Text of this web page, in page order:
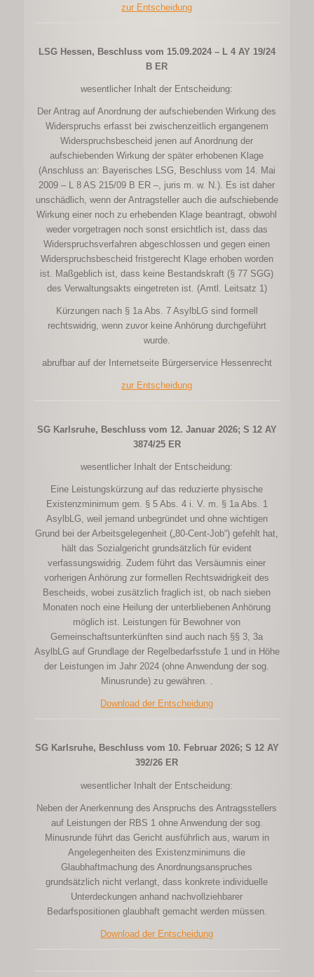
zur Entscheidung
LSG Hessen, Beschluss vom 15.09.2024 – L 4 AY 19/24
B ER
wesentlicher Inhalt der Entscheidung:
Der Antrag auf Anordnung der aufschiebenden Wirkung des
Widerspruchs erfasst bei zwischenzeitlich ergangenem
Widerspruchsbescheid jenen auf Anordnung der
aufschiebenden Wirkung der später erhobenen Klage
(Anschluss an: Bayerisches LSG, Beschluss vom 14. Mai
2009 – L 8 AS 215/09 B ER –, juris m. w. N.). Es ist daher
unschädlich, wenn der Antragsteller auch die aufschiebende
Wirkung einer noch zu erhebenden Klage beantragt, obwohl
weder vorgetragen noch sonst ersichtlich ist, dass das
Widerspruchsverfahren abgeschlossen und gegen einen
Widerspruchsbescheid fristgerecht Klage erhoben worden
ist. Maßgeblich ist, dass keine Bestandskraft (§ 77 SGG)
des Verwaltungsakts eingetreten ist. (Amtl. Leitsatz 1)
Kürzungen nach § 1a Abs. 7 AsylbLG sind formell
rechtswidrig, wenn zuvor keine Anhörung durchgeführt
wurde.
abrufbar auf der Internetseite Bürgerservice Hessenrecht
zur Entscheidung
SG Karlsruhe, Beschluss vom 12. Januar 2026; S 12 AY
3874/25 ER
wesentlicher Inhalt der Entscheidung:
Eine Leistungskürzung auf das reduzierte physische
Existenzminimum gem. § 5 Abs. 4 i. V. m. § 1a Abs. 1
AsylbLG, weil jemand unbegründet und ohne wichtigen
Grund bei der Arbeitsgelegenheit („80-Cent-Job“) gefehlt hat,
hält das Sozialgericht grundsätzlich für evident
verfassungswidrig. Zudem führt das Versäumnis einer
vorherigen Anhörung zur formellen Rechtswidrigkeit des
Bescheids, wobei zusätzlich fraglich ist, ob nach sieben
Monaten noch eine Heilung der unterbliebenen Anhörung
möglich ist. Leistungen für Bewohner von
Gemeinschaftsunterkünften sind auch nach §§ 3, 3a
AsylbLG auf Grundlage der Regelbedarfsstufe 1 und in Höhe
der Leistungen im Jahr 2024 (ohne Anwendung der sog.
Minusrunde) zu gewähren. .
Download der Entscheidung
SG Karlsruhe, Beschluss vom 10. Februar 2026; S 12 AY
392/26 ER
wesentlicher Inhalt der Entscheidung:
Neben der Anerkennung des Anspruchs des Antragsstellers
auf Leistungen der RBS 1 ohne Anwendung der sog.
Minusrunde führt das Gericht ausführlich aus, warum in
Angelegenheiten des Existenzminimuns die
Glaubhaftmachung des Anordnungsanspruches
grundsätzlich nicht verlangt, dass konkrete individuelle
Unterdeckungen anhand nachvollziehbarer
Bedarfspositionen glaubhaft gemacht werden müssen.
Download der Entscheidung